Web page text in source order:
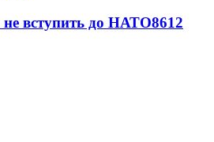
вступить до НАТО8612